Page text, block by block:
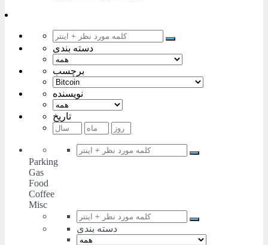
دسته بندی
برچسب
نویسنده
تاریخ
Parking
Gas
Food
Coffee
Misc
دسته بندی